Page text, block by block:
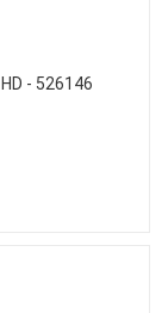
- 526146